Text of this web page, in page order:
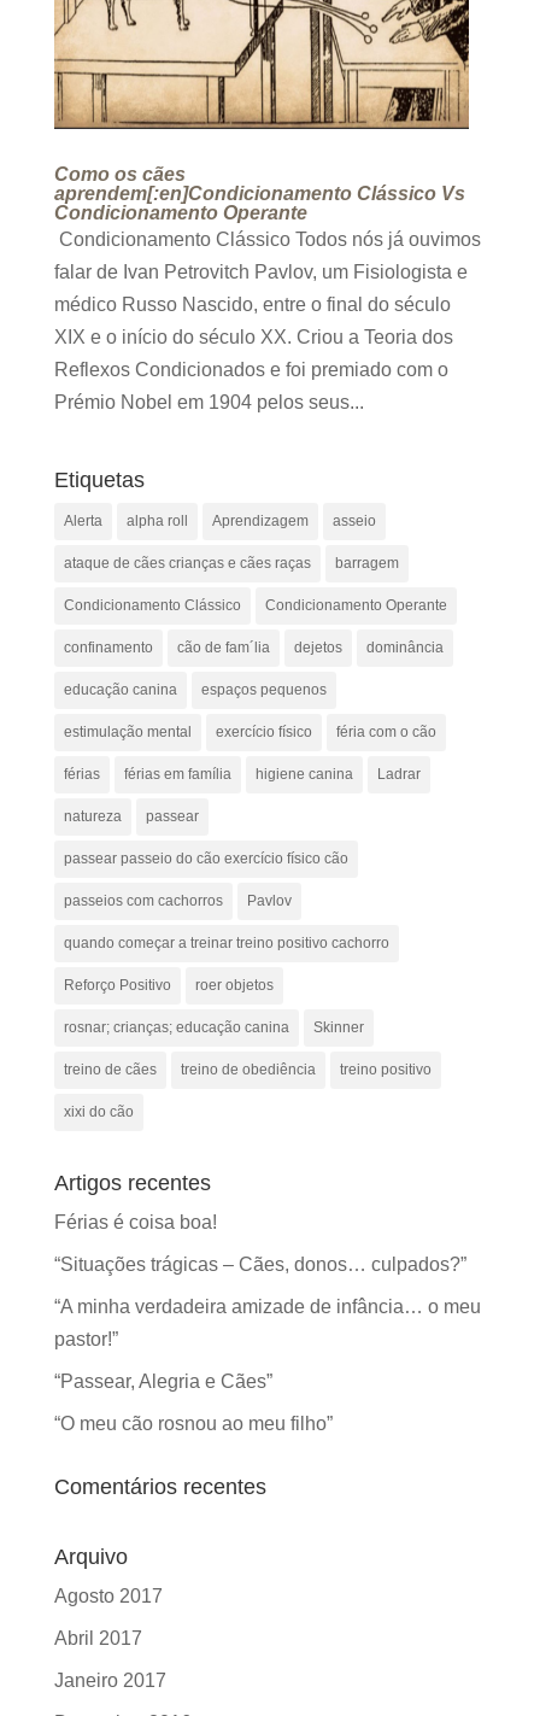
Como os cães
aprendem[:en]Condicionamento Clássico Vs
Condicionamento Operante
Condicionamento Clássico Todos nós já ouvimos
falar de Ivan Petrovitch Pavlov, um Fisiologista e
médico Russo Nascido, entre o final do século
XIX e o início do século XX. Criou a Teoria dos
Reflexos Condicionados e foi premiado com o
Prémio Nobel em 1904 pelos seus...
Etiquetas
Alerta alpha roll Aprendizagem asseio
ataque de cães crianças e cães raças barragem
Condicionamento Clássico Condicionamento Operante
confinamento cão de fam´lia dejetos dominância
educação canina espaços pequenos
estimulação mental exercício físico féria com o cão
férias férias em família higiene canina Ladrar
natureza passear
passear passeio do cão exercício físico cão
passeios com cachorros Pavlov
quando começar a treinar treino positivo cachorro
Reforço Positivo roer objetos
rosnar; crianças; educação canina Skinner
treino de cães treino de obediência treino positivo
xixi do cão
Artigos recentes
Férias é coisa boa!
“Situações trágicas – Cães, donos… culpados?”
“A minha verdadeira amizade de infância… o meu
pastor!”
“Passear, Alegria e Cães”
“O meu cão rosnou ao meu filho”
Comentários recentes
Arquivo
Agosto 2017
Abril 2017
Janeiro 2017